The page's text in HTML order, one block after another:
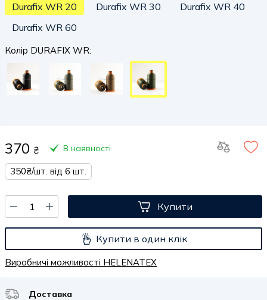
Durafix WR 20 Durafix WR 30
Durafix WR 40
Durafix WR 60
Колір DURAFIX WR:
370 ₴ В наявності
350₴/шт. від 6 шт.
Купити
Купити в один клік
Виробничі можливості HELENATEX
Доставка